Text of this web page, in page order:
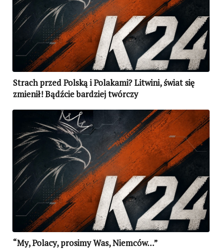
Strach przed Polską i Polakami? Litwini, świat się
zmienił! Bądźcie bardziej twórczy
“My, Polacy, prosimy Was, Niemców…”